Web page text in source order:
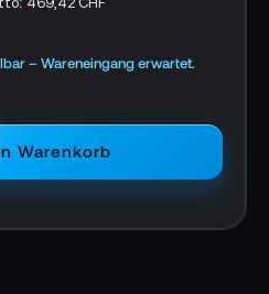
Signal – powered by
– Wareneingang erwartet.
Warenkorb